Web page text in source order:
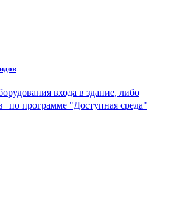
входа в здание, либо
по программе "Доступная среда"